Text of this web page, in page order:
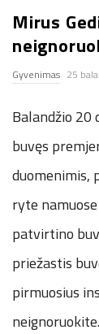
n
.
n
e
t
Mirus
Gyvenimas 25
Balandžio 20
buvęs
duomenimis,
ryte
patvirtino
priežastis
pirmuosius
neignoruokite.